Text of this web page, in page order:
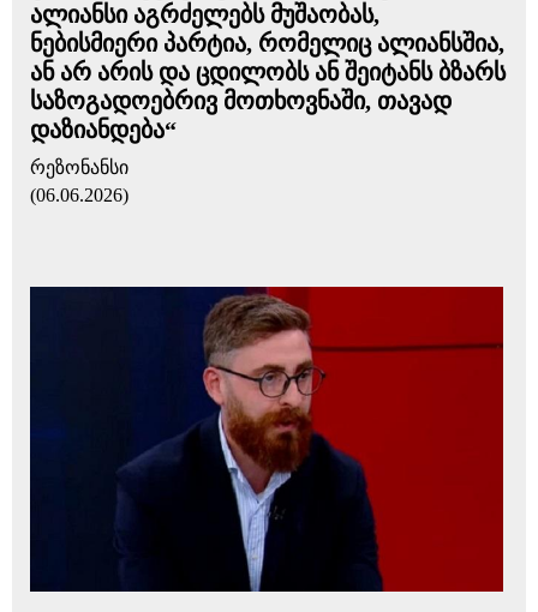
ალიანსი აგრძელებს მუშაობას,
ნებისმიერი პარტია, რომელიც ალიანსშია,
ან არ არის და ცდილობს ან შეიტანს ბზარს
საზოგადოებრივ მოთხოვნაში, თავად
დაზიანდება“
რეზონანსი
(06.06.2026)